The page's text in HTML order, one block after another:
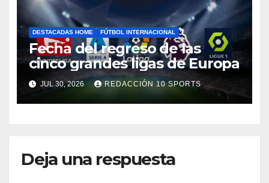
DESTACADAS HOME FÚTBOL INTERNACIONAL
Fecha del regreso de las
cinco grandes ligas de Europa
JUL 30, 2026 REDACCIÓN 10 SPORTS
Deja una respuesta